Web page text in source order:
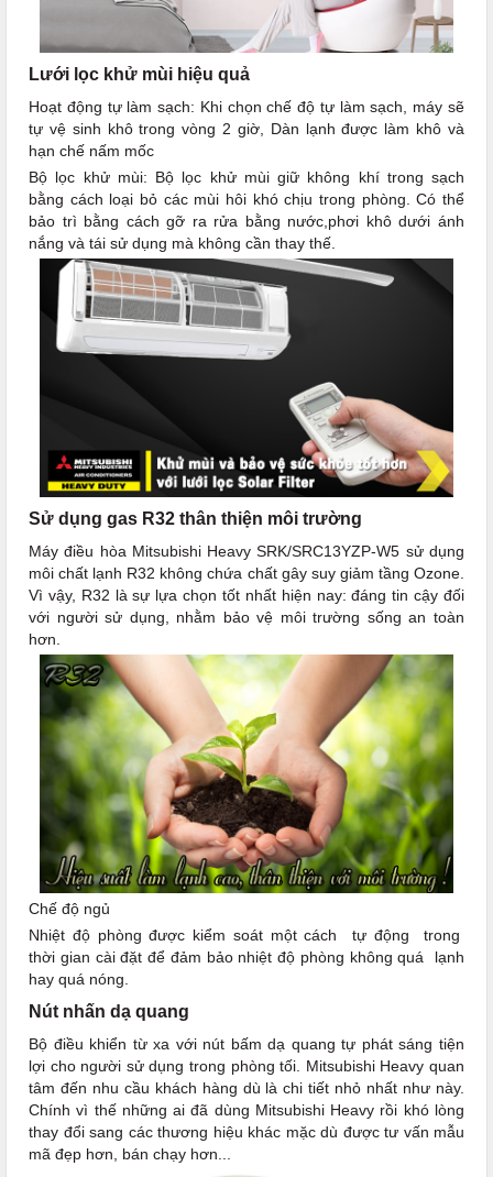
Lưới lọc khử mùi hiệu quả
Hoạt động tự làm sạch: Khi chọn chế độ tự làm sạch, máy sẽ
tự vệ sinh khô trong vòng 2 giờ, Dàn lạnh được làm khô và
hạn chế nấm mốc
Bộ lọc khử mùi: Bộ lọc khử mùi giữ không khí trong sạch
bằng cách loại bỏ các mùi hôi khó chịu trong phòng. Có thể
bảo trì bằng cách gỡ ra rửa bằng nước,phơi khô dưới ánh
nắng và tái sử dụng mà không cần thay thế.
Sử dụng gas R32 thân thiện môi trường
Máy điều hòa Mitsubishi Heavy SRK/SRC13YZP-W5 sử dụng
môi chất lạnh R32 không chứa chất gây suy giảm tầng Ozone.
Vì vậy, R32 là sự lựa chọn tốt nhất hiện nay: đáng tin cậy đối
với người sử dụng, nhằm bảo vệ môi trường sống an toàn
hơn.
Chế độ ngủ
Nhiệt độ phòng được kiểm soát một cách tự động trong
thời gian cài đặt để đảm bảo nhiệt độ phòng không quá lạnh
hay quá nóng.
Nút nhấn dạ quang
Bộ điều khiển từ xa với nút bấm dạ quang tự phát sáng tiện
lợi cho người sử dụng trong phòng tối. Mitsubishi Heavy quan
tâm đến nhu cầu khách hàng dù là chi tiết nhỏ nhất như này.
Chính vì thế những ai đã dùng Mitsubishi Heavy rồi khó lòng
thay đổi sang các thương hiệu khác mặc dù được tư vấn mẫu
mã đẹp hơn, bán chạy hơn...